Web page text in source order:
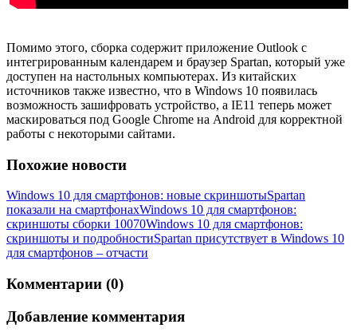
Помимо этого, сборка содержит приложение Outlook с
интегрированным календарем и браузер Spartan, который уже
доступен на настольных компьютерах. Из китайских
источников также известно, что в Windows 10 появилась
возможность зашифровать устройство, а IE11 теперь может
маскироваться под Google Chrome на Android для корректной
работы с некоторыми сайтами.
Похожие новости
Windows 10 для смартфонов: новые скриншотыSpartan
показали на смартфонахWindows 10 для смартфонов:
скриншоты сборки 10070Windows 10 для смартфонов:
скриншоты и подробностиSpartan присутствует в Windows 10
для смартфонов – отчасти
Комментарии (0)
Добавление комментария